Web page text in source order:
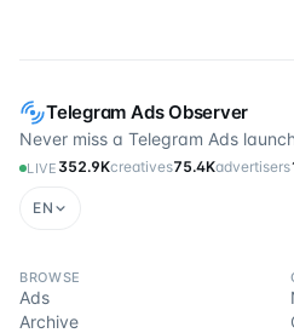
Telegram Ads Observer
Never miss a Telegram Ads
LIVE 352.9Kcreatives75.4Kadvertisers
EN
BROWSE
Ads
Archive